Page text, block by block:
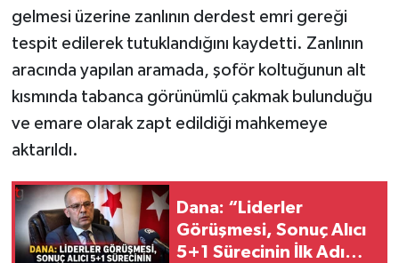
gelmesi üzerine zanlının derdest emri gereği
tespit edilerek tutuklandığını kaydetti. Zanlının
aracında yapılan aramada, şoför koltuğunun alt
kısmında tabanca görünümlü çakmak bulunduğu
ve emare olarak zapt edildiği mahkemeye
aktarıldı.
Dana: “Liderler
Görüşmesi, Sonuç Alıcı
5+1 Sürecinin İlk Adımı